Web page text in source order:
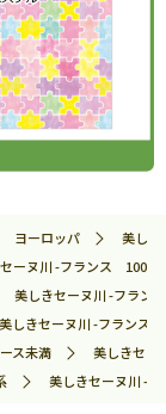
ヨーロッパ
美し
ーヌ川 -フランス 1000
美しきセーヌ川 -フラ
美しきセーヌ川 -フラン
ス未満
美しきセ
美しきセーヌ川 -